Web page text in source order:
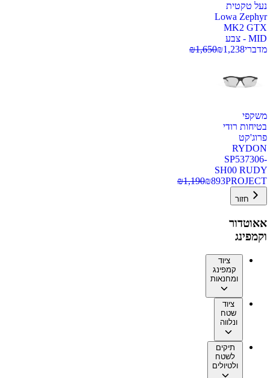
נעל טקטית
Lowa Zephyr
MK2 GTX
MID - צבע
מדברי
₪1,238
₪1,650
משקפי
בטיחות רודי
פרוג'קט
RYDON
SP537306-
SH00 RUDY
PROJECT
₪893
₪1,190
חזור
אאוטדור
וקמפינג
ציוד
קמפינג
ומחנאות
ציוד
שטח
ונלווה
תיקים
לשטח
ולטיולים